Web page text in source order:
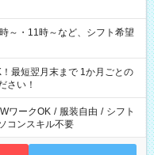
・11時～など、シフト希望
最短翌月末まで 1か月ごとの
さい！
ワークOK / 服装自由 / シフト
コンスキル不要